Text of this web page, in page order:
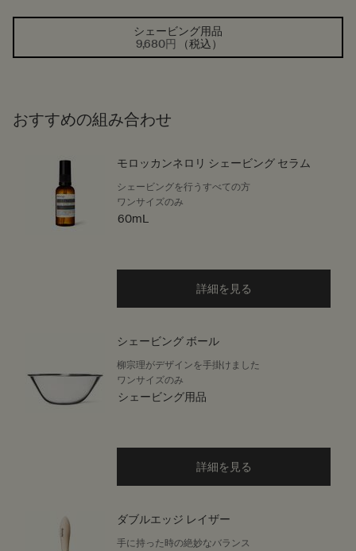
選択済み
シェービング用品
9,680円
（税込）
, 1/1
おすすめの組み合わせ
モロッカンネロリ シェービング セラム
シェービングを行うすべての方
ワンサイズのみ
60mL
詳細を見る
シェービング ボール
柳宗理がデザインを手掛けました
ワンサイズのみ
シェービング用品
詳細を見る
ダブルエッジ レイザー
手に持った時の絶妙なバランス